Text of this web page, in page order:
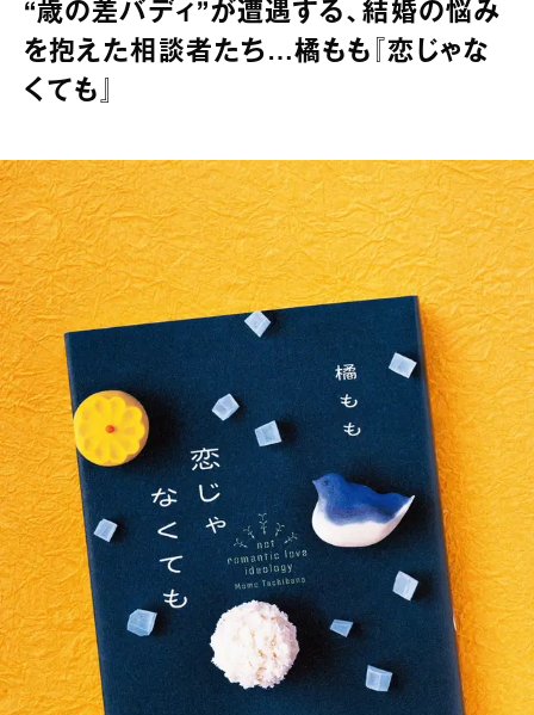
“歳の差バディ”が遭遇する、結婚の悩み
を抱えた相談者たち…橘もも『恋じゃな
くても』